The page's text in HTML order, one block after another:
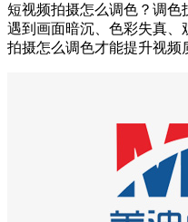
短视频拍摄怎么调色？调色
遇到画面暗沉、色彩失真、
拍摄怎么调色才能提升视频